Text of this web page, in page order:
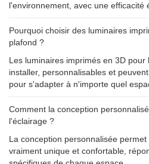
l'environnement, avec une efficacité
Pourquoi choisir des luminaires
plafond ?
Les luminaires imprimés en 3D pour
installer, personnalisables et
pour s'adapter à n'importe quel
Comment la conception
l'éclairage ?
La conception personnalisée
vraiment unique et confortable,